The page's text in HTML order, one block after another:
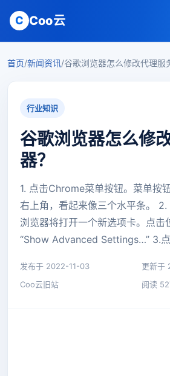
C Coo云
首页/新闻资讯/谷歌浏览器怎么修改代理服
行业知识
谷歌浏览器怎么修
器？
1. 点击Chrome菜单按钮。菜单按
右上角，看起来像三个水平条。 2.
浏览器将打开一个新选项卡。点击
“Show Advanced Settings…” 3.
发布于 2022-11-03
更新于
Coo云旧站
阅读